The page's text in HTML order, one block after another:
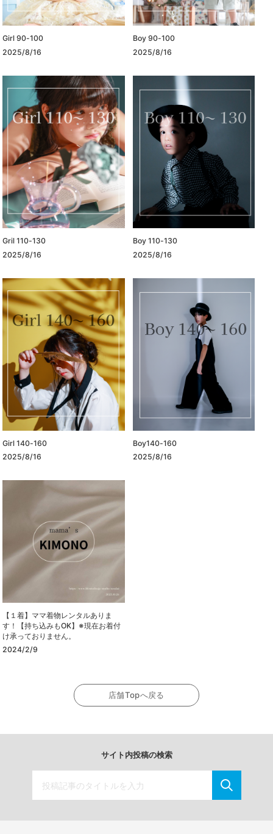
Girl 90-100
2025/8/16
Boy 90-100
2025/8/16
Gril 110-130
2025/8/16
Boy 110-130
2025/8/16
Girl 140-160
2025/8/16
Boy140-160
2025/8/16
【１着】ママ着物レンタルありま
す！【持ち込みもOK】※現在お着付
け承っておりません。
2024/2/9
店舗Topへ戻る
サイト内投稿の検索